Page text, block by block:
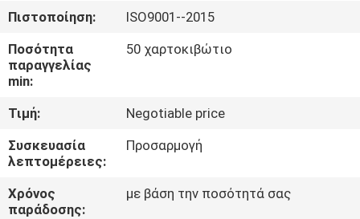
ΓΎΡΟΣ
ΕΡΓΟΣΤΑΣΊΩΝ
ΠΟΙΟΤΙΚΌΣ
ΈΛΕΓΧΟΣ
ΜΑΣ
ΕΛΆΤΕ
Πιστοποίηση:
ISO9001--2015
Ποσότητα
παραγγελίας
min:
50 χαρτοκιβώτιο
Τιμή:
Negotiable price
Συσκευασία
λεπτομέρειες:
Προσαρμογή
Χρόνος
παράδοσης:
με βάση την ποσότητά σας